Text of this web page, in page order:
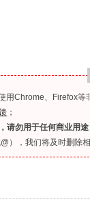
用Chrome、Firefox等
；
请勿用于任何商业用途
），我们将及时删除相